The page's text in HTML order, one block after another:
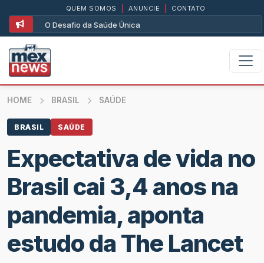
O Desafio da Saúde Única
QUEM SOMOS ANUNCIE CONTATO
HOME BRASIL SAÚDE
BRASIL SAÚDE
Expectativa de vida no
Brasil cai 3,4 anos na
pandemia, aponta
estudo da The Lancet